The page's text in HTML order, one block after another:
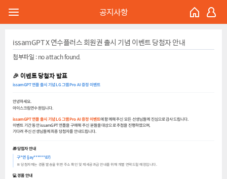
공지사항
issamGPT X 연수플러스 회원권 출시 기념 이벤트 당첨자 안내
첨부파일 :no attach found.
🎉 이벤트 당첨자 발표
issamGPT 연플 출시 기념 LG 그램 Pro AI 증정 이벤트
안녕하세요.
아이스크림연수원입니다.
issamGPT 연플 출시 기념 LG 그램 Pro AI 증정 이벤트에 함께해 주신 모든 선생님들께 진심으로 감사드립니다.
이벤트 기간 동안 issamGPT 연플을 구매해 주신 분들을 대상으로 추첨을 진행하였으며,
기다려 주신 선생님들께 최종 당첨자를 안내드립니다.
🎁 당첨자 안내
구*연 (jay******87)
※ 당첨자께는 경품 발송을 위한 주소 확인 및 제세공과금 안내를 위해 개별 연락드릴 예정입니다.
💻 경품 안내